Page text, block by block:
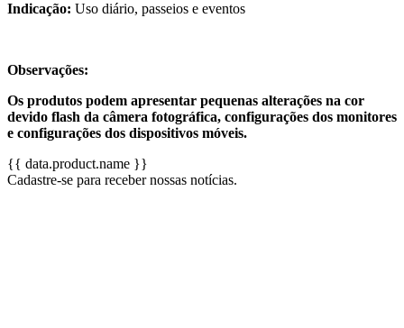
Indicação: Uso diário, passeios e eventos
Observações:
Os produtos podem apresentar pequenas alterações na cor
devido flash da câmera fotográfica, configurações dos monitores
e configurações dos dispositivos móveis.
{{ data.product.name }}
Cadastre-se para receber nossas notícias.